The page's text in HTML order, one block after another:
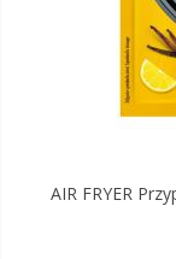
AIR FRYER